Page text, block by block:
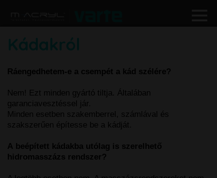
Kádakról
Ráengedhetem-e a csempét a kád szélére?
Nem! Ezt minden gyártó tiltja. Általában
garanciavesztéssel jár.
Minden esetben szakemberrel, számlával és
szakszerűen építesse be a kádját.
A beépített kádakba utólag is szerelhető
hidromasszázs rendszer?